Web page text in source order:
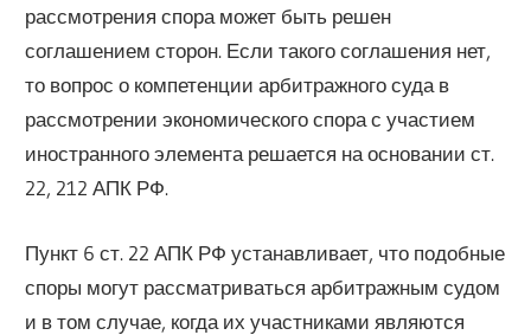
рассмотрения спора может быть решен
соглашением сторон. Если такого соглашения нет,
то вопрос о компетенции арбитражного суда в
рассмотрении экономического спора с участием
иностранного элемента решается на основании ст.
22, 212 АПК РФ.
Пункт 6 ст. 22 АПК РФ устанавливает, что подобные
споры могут рассматриваться арбитражным судом
и в том случае, когда их участниками являются